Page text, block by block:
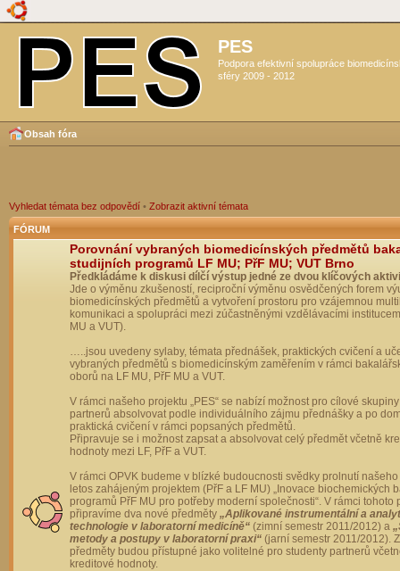
PES
Podpora efektivní spolupráce
sféry 2009 - 2012
Obsah fóra
Vyhledat témata bez odpovědí • Zobrazit aktivní témata
FÓRUM
Porovnání vybraných biomedicínských předmětů
studijních programů LF MU; PřF MU; VUT Brno
Předkládáme k diskusi dílčí výstup jedné ze dvou klíčových
Jde o výměnu zkušeností, reciproční výměnu osvědčených forem
biomedicínských předmětů a vytvoření prostoru pro vzájemnou
komunikaci a spolupráci mezi zúčastněnými vzdělávacími
MU a VUT).
…..jsou uvedeny sylaby, témata přednášek, praktických cvičení a
vybraných předmětů s biomedicínským zaměřením v rámci
oborů na LF MU, PřF MU a VUT.
V rámci našeho projektu „PES“ se nabízí možnost pro cílové
partnerů absolvovat podle individuálního zájmu přednášky a po
praktická cvičení v rámci popsaných předmětů.
Připravuje se i možnost zapsat a absolvovat celý předmět včetně
hodnoty mezi LF, PřF a VUT.
V rámci OPVK budeme v blízké budoucnosti svědky prolnutí
letos zahájeným projektem (PřF a LF MU) „Inovace biochemických
programů PřF MU pro potřeby moderní společnosti“. V rámci tohoto
připravíme dva nové předměty „Aplikované instrumentální a
technologie v laboratorní medicíně“ (zimní semestr 2011/2012) a
metody a postupy v laboratorní praxi“ (jarní semestr 2011/2012).
předměty budou přístupné jako volitelné pro studenty partnerů
kreditové hodnoty.